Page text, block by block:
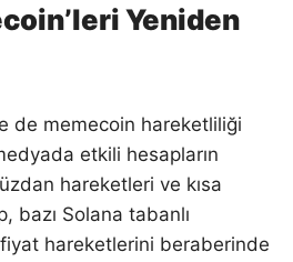
Yeniden
de memecoin hareketliliği
etkili hesapların
hareketleri ve kısa
bazı Solana tabanlı
hareketlerini beraberinde